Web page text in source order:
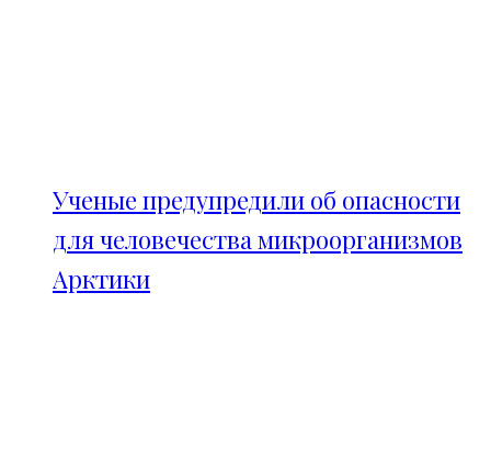
Ученые предупредили об опасности
для человечества микроорганизмов
Арктики